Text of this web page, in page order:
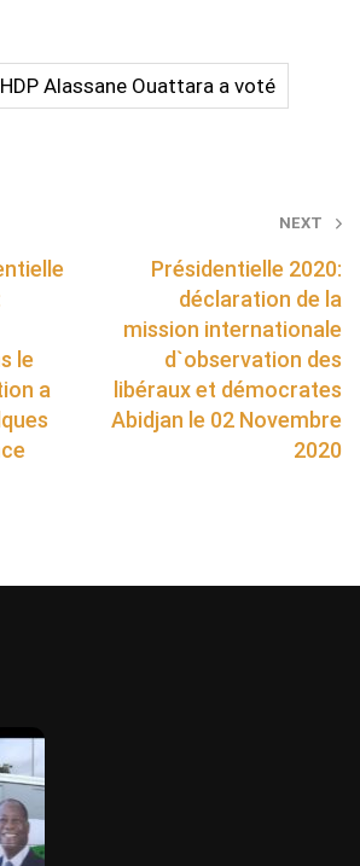
Alassane Ouattara a voté
le
a
NEXT
Présidentielle 2020:
déclaration de la
mission internationale
d`observation des
libéraux et démocrates
Abidjan le 02 Novembre
2020